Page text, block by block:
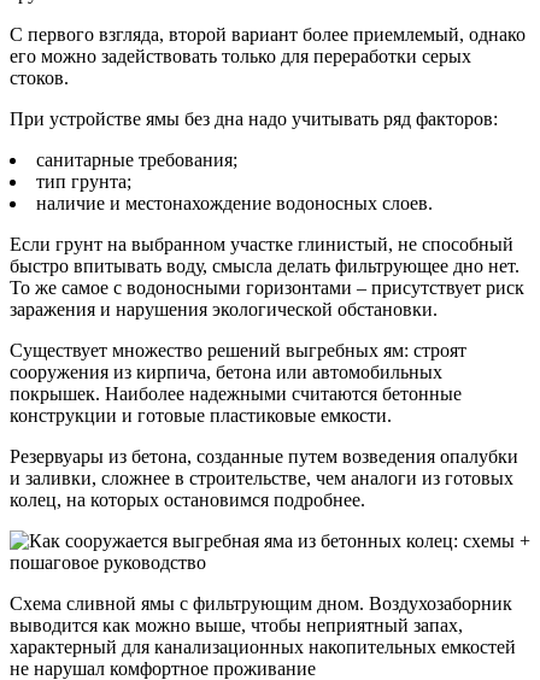
С первого взгляда, второй вариант более приемлемый, однако
его можно задействовать только для переработки серых
стоков.
При устройстве ямы без дна надо учитывать ряд факторов:
санитарные требования;
тип грунта;
наличие и местонахождение водоносных слоев.
Если грунт на выбранном участке глинистый, не способный
быстро впитывать воду, смысла делать фильтрующее дно нет.
То же самое с водоносными горизонтами – присутствует риск
заражения и нарушения экологической обстановки.
Существует множество решений выгребных ям: строят
сооружения из кирпича, бетона или автомобильных
покрышек. Наиболее надежными считаются бетонные
конструкции и готовые пластиковые емкости.
Резервуары из бетона, созданные путем возведения опалубки
и заливки, сложнее в строительстве, чем аналоги из готовых
колец, на которых остановимся подробнее.
Схема сливной ямы с фильтрующим дном. Воздухозаборник
выводится как можно выше, чтобы неприятный запах,
характерный для канализационных накопительных емкостей
не нарушал комфортное проживание